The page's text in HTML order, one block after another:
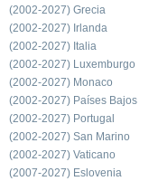
(2002-2027) Grecia
(2002-2027) Irlanda
(2002-2027) Italia
(2002-2027) Luxemburgo
(2002-2027) Monaco
(2002-2027) Países Bajos
(2002-2027) Portugal
(2002-2027) San Marino
(2002-2027) Vaticano
(2007-2027) Eslovenia